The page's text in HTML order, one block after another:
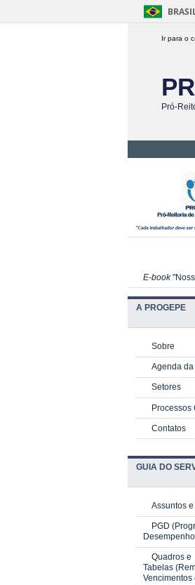
Ir para o
Pró-
E-book
A PROGEPE
Sobre
Agenda
Setores
Processos
Contatos
GUIA DO
Assuntos
PGD
Quadros e
Tabelas
Vencimentos